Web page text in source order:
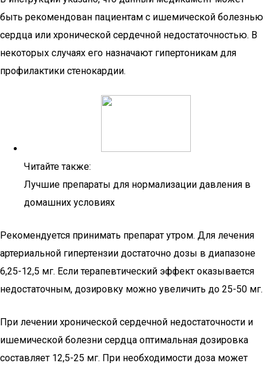
быть рекомендован пациентам с ишемической болезнью
сердца или хронической сердечной недостаточностью. В
некоторых случаях его назначают гипертоникам для
профилактики стенокардии.
Читайте также:
Лучшие препараты для нормализации давления в
домашних условиях
Рекомендуется принимать препарат утром. Для лечения
артериальной гипертензии достаточно дозы в диапазоне
6,25-12,5 мг. Если терапевтический эффект оказывается
недостаточным, дозировку можно увеличить до 25-50 мг.
При лечении хронической сердечной недостаточности и
ишемической болезни сердца оптимальная дозировка
составляет 12,5-25 мг. При необходимости доза может